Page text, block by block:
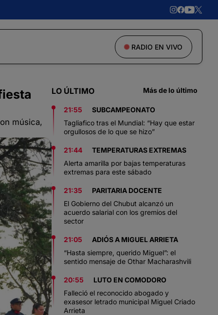
RADIO EN VIVO
música,
LO ÚLTIMO Más de lo último
21:55
SUBCAMPEONATO
Tagliafico tras el Mundial: “Hay que estar
orgullosos de lo que se hizo”
21:44
TEMPERATURAS EXTREMAS
Alerta amarilla por bajas temperaturas
extremas para este sábado
21:35
PARITARIA DOCENTE
El Gobierno del Chubut alcanzó un
acuerdo salarial con los gremios del
sector
21:05
ADIÓS A MIGUEL ARRIETA
“Hasta siempre, querido Miguel”: el
sentido mensaje de Othar Macharashvili
20:55
LUTO EN COMODORO
Falleció el reconocido abogado y
exasesor letrado municipal Miguel Criado
Arrieta